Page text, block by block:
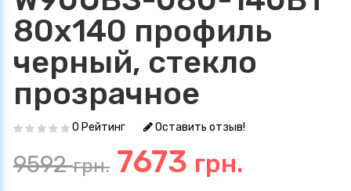
80х140 профиль
черный, стекло
прозрачное
0 Рейтинг Оставить отзыв!
9592грн. 7673 грн.